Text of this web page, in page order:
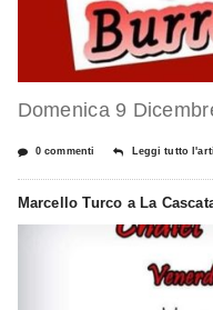
Domenica 9
0 commenti Leggi tutto
Marcello Turco a La